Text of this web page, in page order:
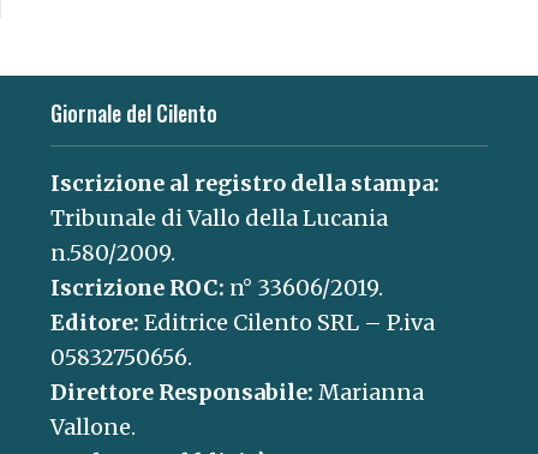
Giornale del Cilento
Iscrizione al registro della stampa:
Tribunale di Vallo della Lucania
n.580/2009.
Iscrizione ROC: n° 33606/2019.
Editore: Editrice Cilento SRL – P.iva
05832750656.
Direttore Responsabile: Marianna
Vallone.